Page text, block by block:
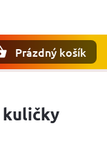
Prázdný košík
kuličky